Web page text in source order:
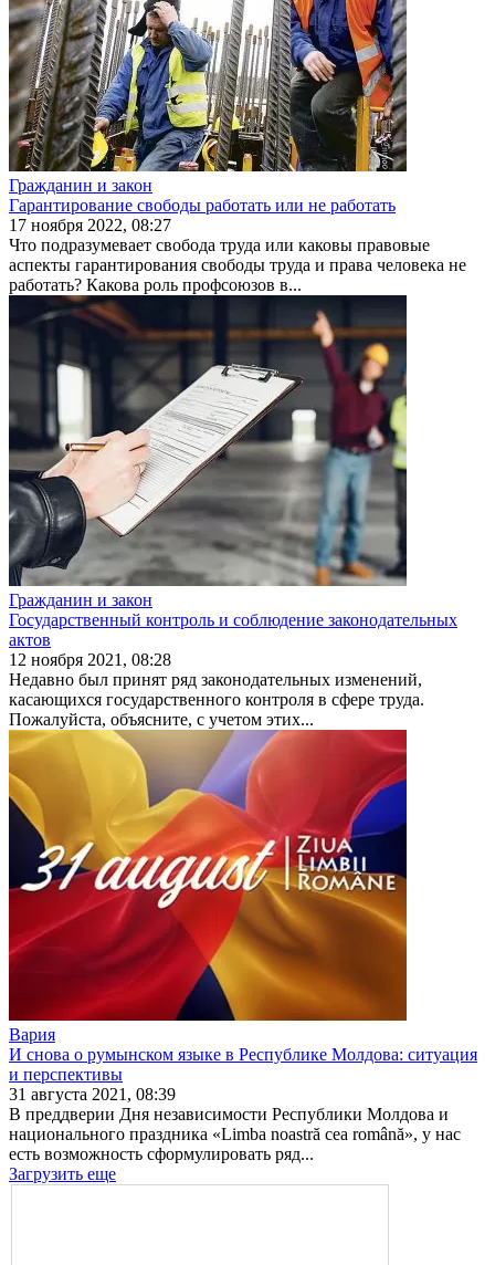
Гражданин и закон
Гарантирование свободы работать или не работать
17 ноября 2022, 08:27
Что подразумевает свобода труда или каковы правовые
аспекты гарантирования свободы труда и права человека не
работать? Какова роль профсоюзов в...
Гражданин и закон
Государственный контроль и соблюдение законодательных
актов
12 ноября 2021, 08:28
Недавно был принят ряд законодательных измене­ний,
касающихся государственного контроля в сфере труда.
Пожалуйста, объясните, с учетом этих...
Вария
И снова о румынском языке в Республике Молдова: ситуация
и перспективы
31 августа 2021, 08:39
В преддверии Дня независимости Республики Молдова и
националь­ного праздника «Limba noastră cea română», у нас
есть возможность сформулировать ряд...
Загрузить еще